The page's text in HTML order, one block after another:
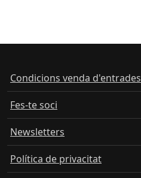
Condicions venda d'entrades
Fes-te soci
Newsletters
Política de privacitat